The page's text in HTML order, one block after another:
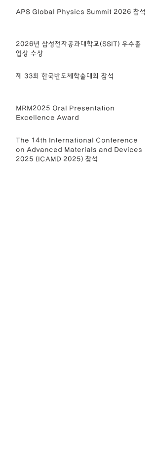
APS Global Physics Summit 2026 참석
2026년 삼성전자공과대학교(SSIT) 우수졸
업상 수상
제 33회 한국반도체학술대회 참석
MRM2025 Oral Presentation
Excellence Award
The 14th International Conference
on Advanced Materials and Devices
2025 (ICAMD 2025) 참석